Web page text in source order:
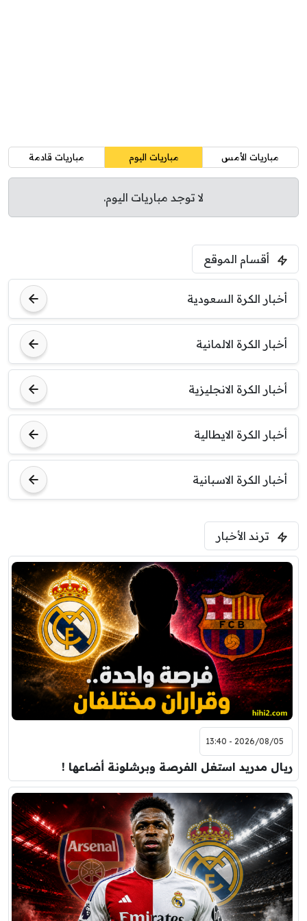
مباريات الأمس مباريات اليوم مباريات قادمة
لا توجد مباريات اليوم.
أقسام الموقع
أخبار الكرة السعودية
أخبار الكرة الالمانية
أخبار الكرة الانجليزية
أخبار الكرة الايطالية
أخبار الكرة الاسبانية
ترند الأخبار
2026/08/05 - 13:40
ريال مدريد استغل الفرصة وبرشلونة أضاعها !